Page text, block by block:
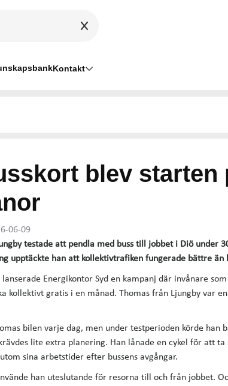
Kontakt
blev starten
06-09
testade att pendla med buss till jobbet i Diö under
upptäckte han att kollektivtrafiken fungerade bättre än
lanserade Energikontor Syd en kampanj där invånare
kollektivt gratis i en månad. Thomas från Ljungby var
bilen varje dag, men under testperioden körde
lite extra planering. Han lånade en cykel för att
sina arbetstider efter bussens avgångar.
han uteslutande för resorna till och från jobbet.